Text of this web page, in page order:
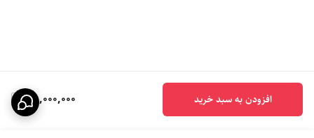
58,000,000 افزودن به سبد خرید